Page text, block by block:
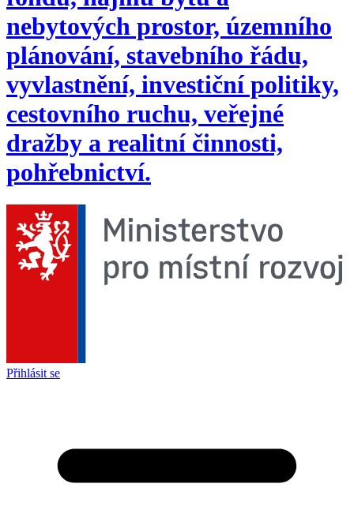
nebytových prostor, územního
plánování, stavebního řádu,
vyvlastnění, investiční politiky,
cestovního ruchu, veřejné
dražby a realitní činnosti,
pohřebnictví.
Přihlásit se